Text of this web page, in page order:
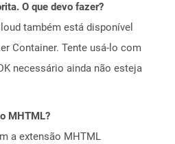
O que devo fazer?
também está disponível
Container. Tente usá-lo com
necessário ainda não esteja
MHTML?
a extensão MHTML